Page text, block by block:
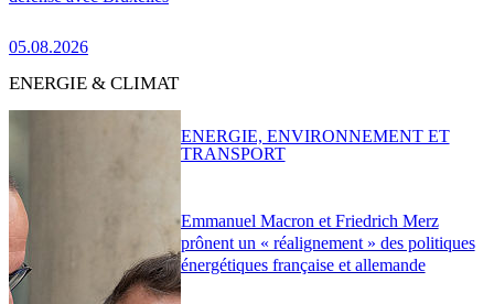
05.08.2026
ENERGIE & CLIMAT
Emmanuel Macron et Friedrich Merz
prônent un « réalignement » des politiques
énergétiques française et allemande
ENERGIE, ENVIRONNEMENT ET
TRANSPORT